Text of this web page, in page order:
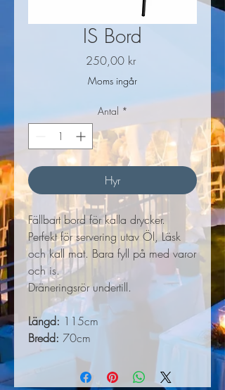
IS Bord
250,00 krPris
Moms ingår
Antal *
Hyr
Fällbart bord för kalla drycker.
Perfekt för servering utav Öl, Läsk
och kall mat. Bara fyll på med varor
och is.
Dräneringsrör undertill.
Längd: 115cm
Bredd: 70cm